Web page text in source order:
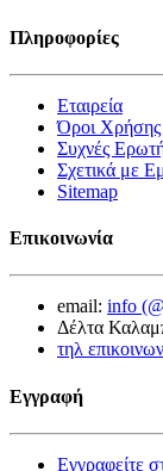
Πληροφορίες
Εταιρεία
Όροι Χρήσης
Συχνές
Σχετικά με
Sitemap
Επικοινωνία
email: info
Δέλτα
τηλ
Εγγραφή
Εγγραφείτε